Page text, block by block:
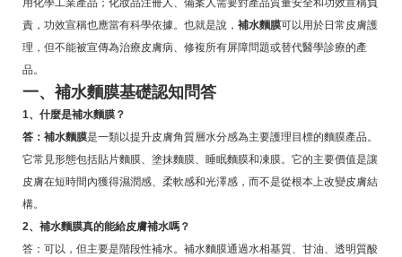
用化學工業產品；化妝品注冊人、備案人需要對產品質量安全和功效宣稱負
責，功效宣稱也應當有科學依據。也就是說， 補水麵膜可以用於日常皮膚護
理，但不能被宣傳為治療皮膚病、修複所有屏障問題或替代醫學診療的產
品。
一、補水麵膜基礎認知問答
1、什麼是補水麵膜？
答：補水麵膜是一類以提升皮膚角質層水分感為主要護理目標的麵膜產品。
它常見形態包括貼片麵膜、塗抹麵膜、睡眠麵膜和凍膜。它的主要價值是讓
皮膚在短時間內獲得濕潤感、柔軟感和光澤感，而不是從根本上改變皮膚結
構。
2、補水麵膜真的能給皮膚補水嗎？
答：可以，但主要是階段性補水。補水麵膜通過水相基質、甘油、透明質酸